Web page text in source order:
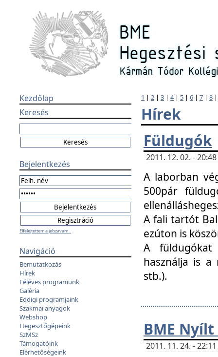
Kezdőlap
Keresés
Bejelentkezés
Elfelejtettem a jelszavam...
Navigáció
Bemutatkozás
Hírek
Féléves programunk
Galéria
Eddigi programjaink
Szakmai anyagok
Webshop
Hegesztőgépeink
SzMSz
Támogatóink
Elérhetőségeink
1 | 2 | 3 | 4| 5 | 6 | 7 | 8
Hírek
Füldugók
2011. 12. 02. -
A laborban
500pár
A fali tartót
ezúton is
A füldugókat
használja is a
stb.).
BME
2011. 11. 24. -